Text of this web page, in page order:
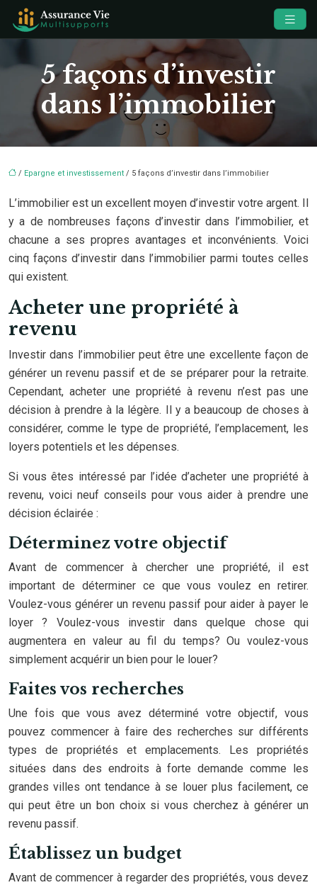
5 façons d’investir
dans l’immobilier
/ Epargne et investissement / 5 façons d’investir dans l’immobilier
L’immobilier est un excellent moyen d’investir votre argent. Il
y a de nombreuses façons d’investir dans l’immobilier, et
chacune a ses propres avantages et inconvénients. Voici
cinq façons d’investir dans l’immobilier parmi toutes celles
qui existent.
Acheter une propriété à
revenu
Investir dans l’immobilier peut être une excellente façon de
générer un revenu passif et de se préparer pour la retraite.
Cependant, acheter une propriété à revenu n’est pas une
décision à prendre à la légère. Il y a beaucoup de choses à
considérer, comme le type de propriété, l’emplacement, les
loyers potentiels et les dépenses.
Si vous êtes intéressé par l’idée d’acheter une propriété à
revenu, voici neuf conseils pour vous aider à prendre une
décision éclairée :
Déterminez votre objectif
Avant de commencer à chercher une propriété, il est
important de déterminer ce que vous voulez en retirer.
Voulez-vous générer un revenu passif pour aider à payer le
loyer ? Voulez-vous investir dans quelque chose qui
augmentera en valeur au fil du temps? Ou voulez-vous
simplement acquérir un bien pour le louer?
Faites vos recherches
Une fois que vous avez déterminé votre objectif, vous
pouvez commencer à faire des recherches sur différents
types de propriétés et emplacements. Les propriétés
situées dans des endroits à forte demande comme les
grandes villes ont tendance à se louer plus facilement, ce
qui peut être un bon choix si vous cherchez à générer un
revenu passif.
Établissez un budget
Avant de commencer à regarder des propriétés, vous devez